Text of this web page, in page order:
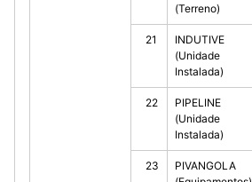
(Terreno)
21
INDUTIVE
(Unidade
Instalada)
22
PIPELINE
(Unidade
Instalada)
23
PIVANGOLA